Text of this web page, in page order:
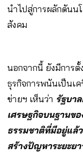
นำไปสู่การผลักดันน
สังคม
นอกจากนี้ ยังมีการตั้
ธุรกิจการพนันเป็นเ
ข่ายฯ เห็นว่า รัฐบา
เศรษฐกิจบนฐานข
ธรรมชาติที่มีอยู่แล้
สร้างปัญหาระยะย